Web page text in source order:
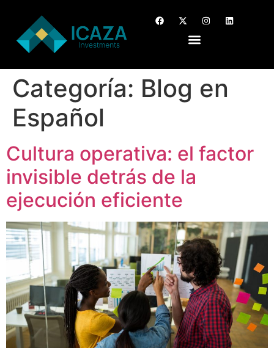
Categoría: Blog en
Español
Cultura operativa: el factor
invisible detrás de la
ejecución eficiente